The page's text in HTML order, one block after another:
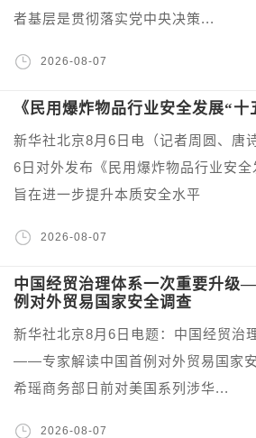
者基层是贯彻落实党中央决策...
2026-08-07
《民用爆炸物品行业安全发展“
新华社北京8月6日电（记者周圆、唐
6日对外发布《民用爆炸物品行业安全
旨在进一步提升本质安全水平
2026-08-07
中国经贸治理体系一次重要升级
例对外贸易国家安全调查
新华社北京8月6日电题：中国经贸治
——专家解读中国首例对外贸易国家
希瑶商务部日前对美国系列涉华...
2026-08-07